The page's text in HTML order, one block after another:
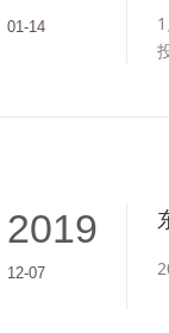
01-14
2019
12-07